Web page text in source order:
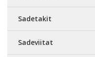
Sadetakit
Sadeviitat